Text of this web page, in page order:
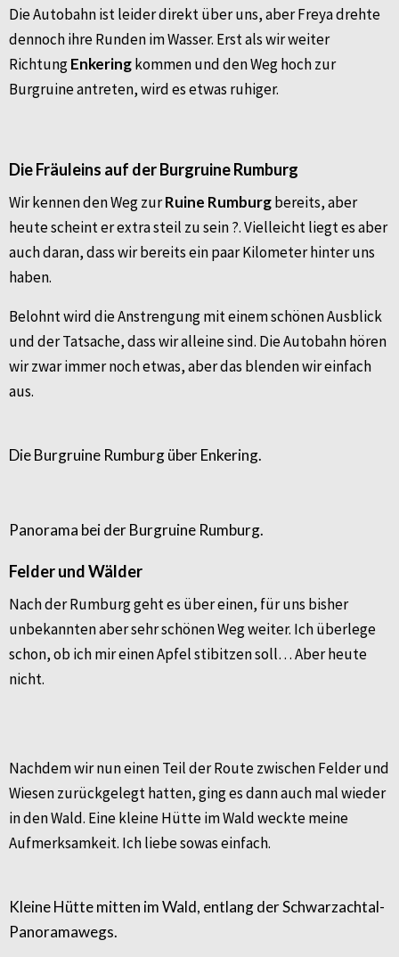
Die Autobahn ist leider direkt über uns, aber Freya drehte
dennoch ihre Runden im Wasser. Erst als wir weiter
RichtungEnkeringkommen und den Weg hoch zur
Burgruine antreten, wird es etwas ruhiger.
Die Fräuleins auf der Burgruine Rumburg
Wir kennen den Weg zurRuine Rumburgbereits, aber
heute scheint er extra steil zu sein ?. Vielleicht liegt es aber
auch daran, dass wir bereits ein paar Kilometer hinter uns
haben.
Belohnt wird die Anstrengung mit einem schönen Ausblick
und der Tatsache, dass wir alleine sind. Die Autobahn hören
wir zwar immer noch etwas, aber das blenden wir einfach
aus.
Die Burgruine Rumburg über Enkering.
Panorama bei der Burgruine Rumburg.
Felder und Wälder
Nach der Rumburg geht es über einen, für uns bisher
unbekannten aber sehr schönen Weg weiter. Ich überlege
schon, ob ich mir einen Apfel stibitzen soll… Aber heute
nicht.
Nachdem wir nun einen Teil der Route zwischen Felder und
Wiesen zurückgelegt hatten, ging es dann auch mal wieder
in den Wald. Eine kleine Hütte im Wald weckte meine
Aufmerksamkeit. Ich liebe sowas einfach.
Kleine Hütte mitten im Wald, entlang der Schwarzachtal-
Panoramawegs.